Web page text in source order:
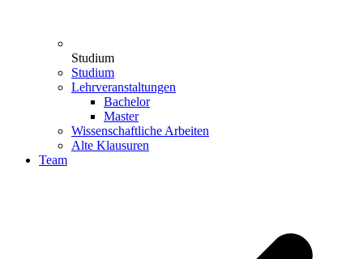
Studium
Studium
Lehrveranstaltungen
Bachelor
Master
Wissenschaftliche Arbeiten
Alte Klausuren
Team